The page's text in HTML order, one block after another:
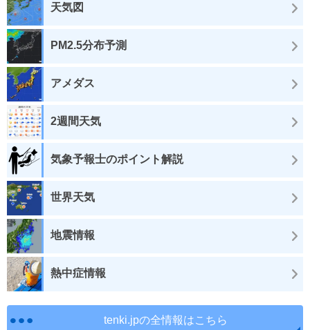
天気図
PM2.5分布予測
アメダス
2週間天気
気象予報士のポイント解説
世界天気
地震情報
熱中症情報
tenki.jpの全情報はこちら